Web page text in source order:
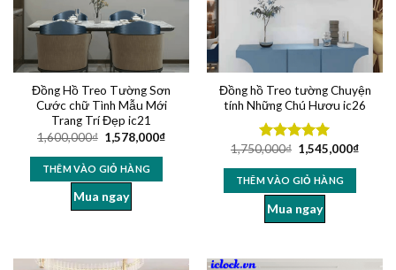
Đồng Hồ Treo Tường Sơn
Cước chữ Tình Mẫu Mới
Trang Trí Đẹp ic21
1,600,000₫ 1,578,000₫
THÊM VÀO GIỎ HÀNG
Mua ngay
Đồng hồ Treo tường Chuyện
tính Những Chú Hươu ic26
Được xếp
5 sao
1,750,000₫ 1,545,000₫
THÊM VÀO GIỎ HÀNG
Mua ngay